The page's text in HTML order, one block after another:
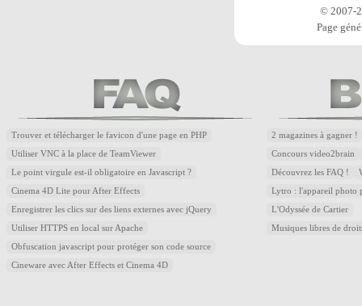
© 2007-
Page
Trouver et télécharger le favicon d'une page en PHP
Utiliser VNC à la place de TeamViewer
Le point virgule est-il obligatoire en Javascript ?
Cinema 4D Lite pour After Effects
Enregistrer les clics sur des liens externes avec jQuery
Utiliser HTTPS en local sur Apache
Obfuscation javascript pour protéger son code source
Cineware avec After Effects et Cinema 4D
2 magazines à gagner !
Concours video2brain
Découvrez les FAQ !
Lytro : l'appareil photo
L'Odyssée de Cartier
Musiques libres de